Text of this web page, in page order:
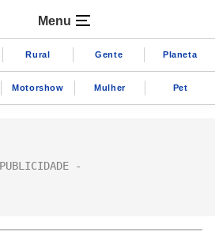
Menu
Rural Gente Planeta
Motorshow Mulher Pet